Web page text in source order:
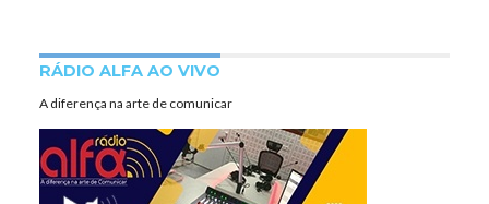
RÁDIO ALFA AO VIVO
A diferença na arte de comunicar